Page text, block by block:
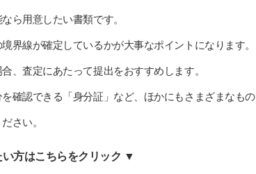
ら用意したい書類です。
界線が確定しているかが大事なポイントになります。
、査定にあたって提出をおすすめします。
確認できる「身分証」など、ほかにもさまざまなもの
さい。
方はこちらをクリック ▼